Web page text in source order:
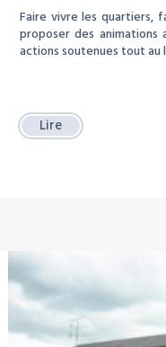
Faire vivre les quartiers,
proposer des animations
actions soutenues tout au
Lire